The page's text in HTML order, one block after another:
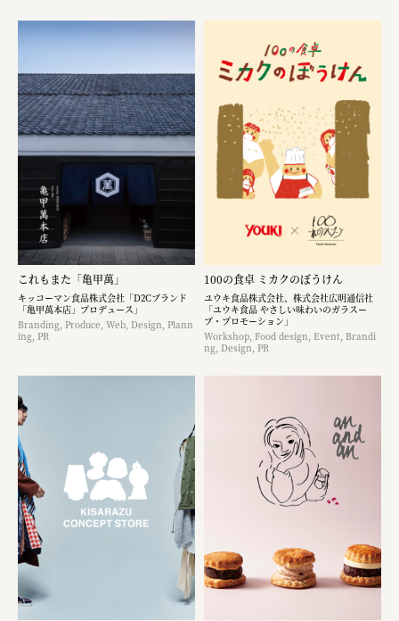
これもまた「亀甲萬」
キッコーマン食品株式会社「D2Cブランド
「亀甲萬本店」プロデュース」
Branding, Produce, Web, Design, Plann
ing, PR
100の食卓 ミカクのぼうけん
ユウキ食品株式会社、株式会社広明通信社
「ユウキ食品 やさしい味わいのガラスー
プ・プロモーション」
Workshop, Food design, Event, Brandi
ng, Design, PR